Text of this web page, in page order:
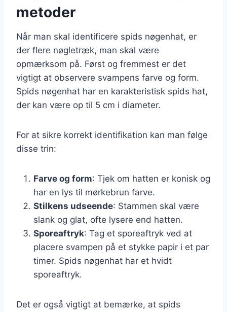
metoder
Når man skal identificere spids nøgenhat, er
der flere nøgletræk, man skal være
opmærksom på. Først og fremmest er det
vigtigt at observere svampens farve og form.
Spids nøgenhat har en karakteristisk spids hat,
der kan være op til 5 cm i diameter.
For at sikre korrekt identifikation kan man følge
disse trin:
Farve og form: Tjek om hatten er konisk og
har en lys til mørkebrun farve.
Stilkens udseende: Stammen skal være
slank og glat, ofte lysere end hatten.
Sporeaftryk: Tag et sporeaftryk ved at
placere svampen på et stykke papir i et par
timer. Spids nøgenhat har et hvidt
sporeaftryk.
Det er også vigtigt at bemærke, at spids